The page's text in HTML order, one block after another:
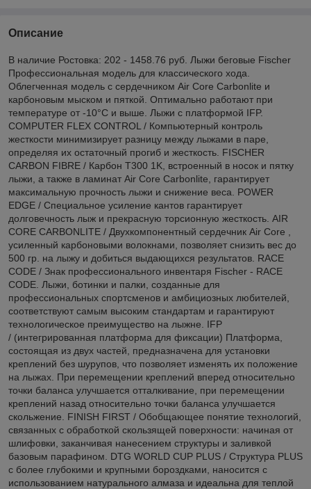
Описание
В наличие Ростовка: 202 - 1458.76 руб. Лыжи беговые Fischer
Профессиональная модель для классического хода.
Облегченная модель с сердечником Air Core Carbonlite и
карбоновым мыском и пяткой. Оптимально работают при
температуре от -10°C и выше. Лыжи с платформой IFP.
COMPUTER FLEX CONTROL / Компьютерный контроль
жесткости минимизирует разницу между лыжами в паре,
определяя их остаточный прогиб и жесткость. FISCHER
CARBON FIBRE / Карбон T300 1K, встроенный в носок и пятку
лыжи, а также в ламинат Air Core Carbonlite, гарантирует
максимальную прочность лыжи и снижение веса. POWER
EDGE / Специальное усиление кантов гарантирует
долговечность лыж и прекрасную торсионную жесткость. AIR
CORE CARBONLITE / Двухкомпонентный сердечник Air Core ,
усиленный карбоновыми волокнами, позволяет снизить вес до
500 гр. на лыжу и добиться выдающихся результатов. RACE
CODE / Знак профессионального инвентаря Fischer - RACE
CODE. Лыжи, ботинки и палки, созданные для
профессиональных спортсменов и амбициозных любителей,
соответствуют самым высоким стандартам и гарантируют
технологическое преимущество на лыжне. IFP
/ (интегрированная платформа для фиксации) Платформа,
состоящая из двух частей, предназначена для установки
креплений без шурупов, что позволяет изменять их положение
на лыжах. При перемещении креплений вперед относительно
точки баланса улучшается отталкивание, при перемещении
креплений назад относительно точки баланса улучшается
скольжение. FINISH FIRST / Обобщающее понятие технологий,
связанных с обработкой скользящей поверхности: начиная от
шлифовки, заканчивая нанесением структуры и заливкой
базовым парафином. DTG WORLD CUP PLUS / Структура PLUS
с более глубокими и крупными бороздками, наносится с
использованием натурального алмаза и идеальна для теплой